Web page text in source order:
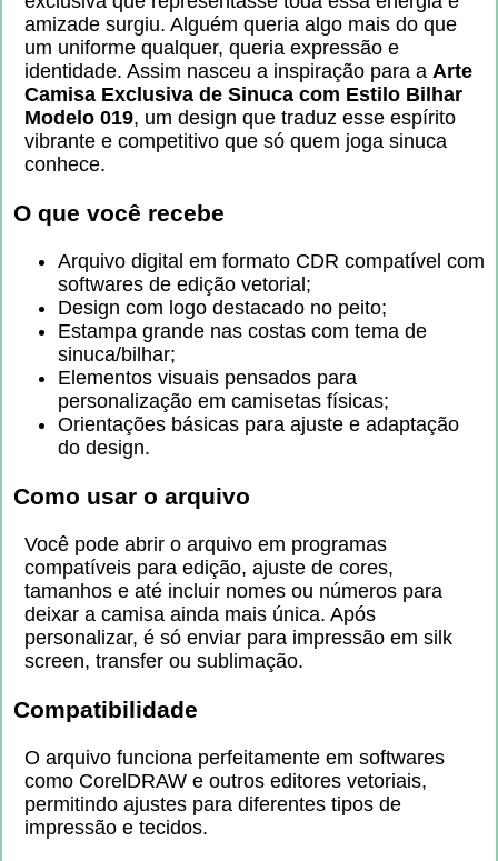
amizade surgiu. Alguém queria algo mais do que
um uniforme qualquer, queria expressão e
identidade. Assim nasceu a inspiração para a Arte
Camisa Exclusiva de Sinuca com Estilo Bilhar
Modelo 019, um design que traduz esse espírito
vibrante e competitivo que só quem joga sinuca
conhece.
O que você recebe
Arquivo digital em formato CDR compatível com
softwares de edição vetorial;
Design com logo destacado no peito;
Estampa grande nas costas com tema de
sinuca/bilhar;
Elementos visuais pensados para
personalização em camisetas físicas;
Orientações básicas para ajuste e adaptação
do design.
Como usar o arquivo
Você pode abrir o arquivo em programas
compatíveis para edição, ajuste de cores,
tamanhos e até incluir nomes ou números para
deixar a camisa ainda mais única. Após
personalizar, é só enviar para impressão em silk
screen, transfer ou sublimação.
Compatibilidade
O arquivo funciona perfeitamente em softwares
como CorelDRAW e outros editores vetoriais,
permitindo ajustes para diferentes tipos de
impressão e tecidos.